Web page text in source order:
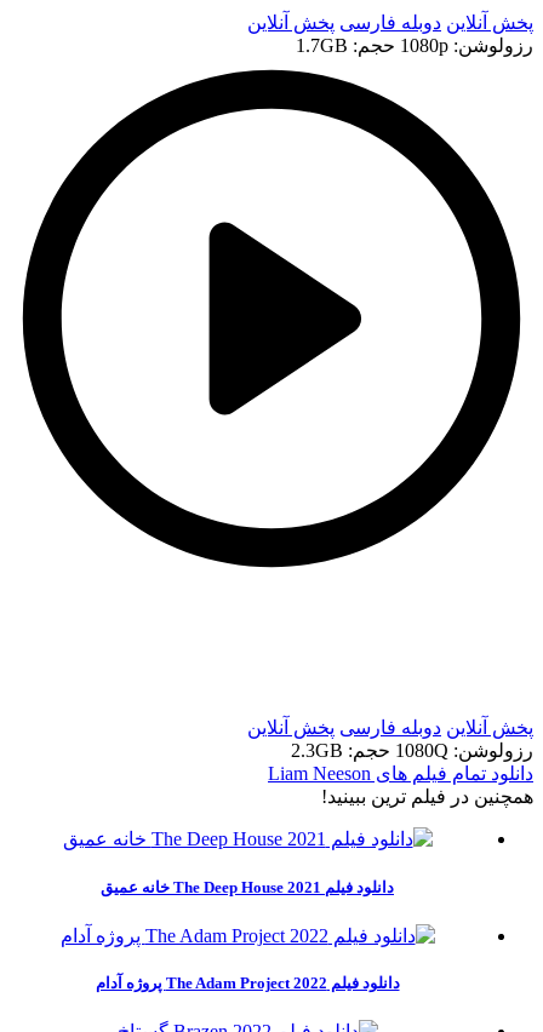
پخش آنلاین دوبله فارسی پخش آنلاین
رزولوشن: 1080p
حجم: 1.7GB
پخش آنلاین دوبله فارسی پخش آنلاین
رزولوشن: 1080Q
حجم: 2.3GB
دانلود تمام فیلم های Liam Neeson
همچنين در فيلم ترين ببينيد!
دانلود فیلم The Deep House 2021 خانه عمیق
دانلود فیلم The Adam Project 2022 پروژه آدام